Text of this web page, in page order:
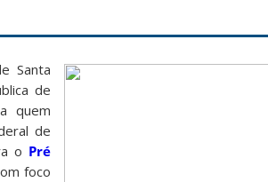
Santa
de
quem
de
o Pré
foco